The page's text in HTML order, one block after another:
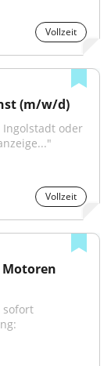
Vollzeit
(m/w/d)
Ingolstadt oder
Vollzeit
sofort